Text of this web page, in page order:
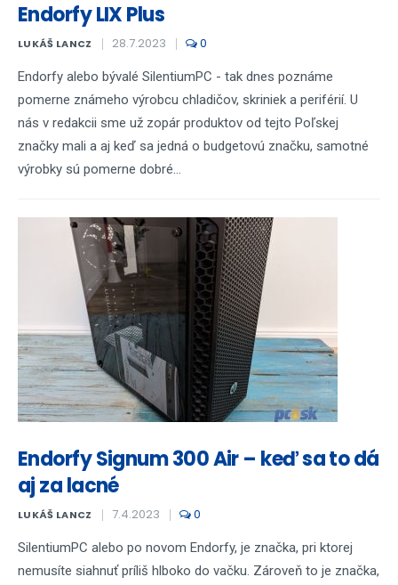
Endorfy LIX Plus
LUKÁŠ LANCZ 28.7.2023 0
Endorfy alebo bývalé SilentiumPC - tak dnes poznáme
pomerne známeho výrobcu chladičov, skriniek a periférií. U
nás v redakcii sme už zopár produktov od tejto Poľskej
značky mali a aj keď sa jedná o budgetovú značku, samotné
výrobky sú pomerne dobré...
Endorfy Signum 300 Air – keď sa to dá
aj za lacné
LUKÁŠ LANCZ 7.4.2023 0
SilentiumPC alebo po novom Endorfy, je značka, pri ktorej
nemusíte siahnuť príliš hlboko do vačku. Zároveň to je značka,